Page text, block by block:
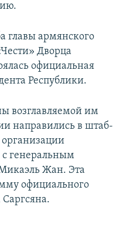
главы армянского
Дворца
официальная
Республики.
возглавляемой им
направились в штаб-
генеральным
Жан. Эта
официального